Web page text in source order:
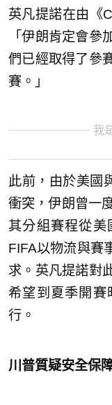
英凡提諾在由《
「伊朗肯定會參
們已經取得了參
賽。」
我
此前，由於美國
衝突，伊朗曾一
其分組賽程從美
FIFA以物流與賽
求。英凡提諾對
希望到夏季開賽
行。
川普質疑安全保